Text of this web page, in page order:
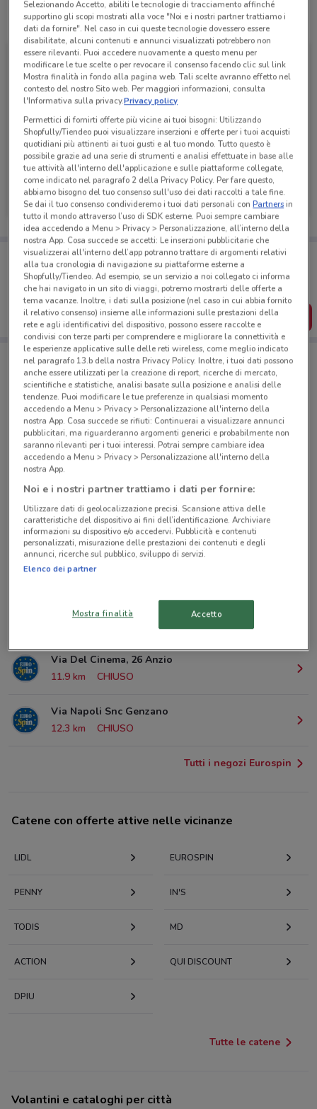
Tutte le promozioni di questo negozio
Eurospin
Scade domani 849 m
Porta DoveConviene sempre con te!
Puoi trovare le migliori offerte dei negozi vicino a te,
salvarle e creare la tua lista del risparmio, comodamente
dal tuo cellulare.
SCARICA L’APP
Negozi Eurospin a Aprilia
Via Nettunense Km 21,100 Aprilia
848 m
CHIUSO
Via Carroceto, 193 Aprilia
1.1 km
CHIUSO
Via Rieti, 13 Ardea
Via Del Cinema, 26 Anzio
11.9 km
CHIUSO
Via Napoli Snc Genzano
12.3 km
CHIUSO
Tutti i negozi Eurospin
Catene con offerte attive nelle vicinanze
LIDL EUROSPIN
PENNY IN'S
TODIS MD
ACTION QUI DISCOUNT
DPIU
Tutte le catene
Volantini e cataloghi per città
Selezionando Accetto, abiliti le tecnologie di tracciamento affinché
supportino gli scopi mostrati alla voce "Noi e i nostri partner trattiamo i
dati da fornire". Nel caso in cui queste tecnologie dovessero essere
disabilitate, alcuni contenuti e annunci visualizzati potrebbero non
essere rilevanti. Puoi accedere nuovamente a questo menu per
modificare le tue scelte o per revocare il consenso facendo clic sul link
Mostra finalità in fondo alla pagina web. Tali scelte avranno effetto nel
contesto del nostro Sito web. Per maggiori informazioni, consulta
l'Informativa sulla privacy.Privacy policy
Permettici di fornirti offerte più vicine ai tuoi bisogni: Utilizzando
Shopfully/Tiendeo puoi visualizzare inserzioni e offerte per i tuoi acquisti
quotidiani più attinenti ai tuoi gusti e al tuo mondo. Tutto questo è
possibile grazie ad una serie di strumenti e analisi effettuate in base alle
tue attività all'interno dell'applicazione e sulle piattaforme collegate,
come indicato nel paragrafo 2 della Privacy Policy. Per fare questo,
abbiamo bisogno del tuo consenso sull'uso dei dati raccolti a tale fine.
Se dai il tuo consenso condivideremo i tuoi dati personali conPartnersin
tutto il mondo attraverso l’uso di SDK esterne. Puoi sempre cambiare
idea accedendo a Menu > Privacy > Personalizzazione, all’interno della
nostra App. Cosa succede se accetti: Le inserzioni pubblicitarie che
visualizzerai all'interno dell’app potranno trattare di argomenti relativi
alla tua cronologia di navigazione su piattaforme esterne a
Shopfully/Tiendeo. Ad esempio, se un servizio a noi collegato ci informa
che hai navigato in un sito di viaggi, potremo mostrarti delle offerte a
tema vacanze. Inoltre, i dati sulla posizione (nel caso in cui abbia fornito
il relativo consenso) insieme alle informazioni sulle prestazioni della
rete e agli identificativi del dispositivo, possono essere raccolte e
condivisi con terze parti per comprendere e migliorare la connettività e
le esperienze applicative sulle delle reti wireless, come meglio indicato
nel paragrafo 13.b della nostra Privacy Policy. Inoltre, i tuoi dati possono
anche essere utilizzati per la creazione di report, ricerche di mercato,
scientifiche e statistiche, analisi basate sulla posizione e analisi delle
tendenze. Puoi modificare le tue preferenze in qualsiasi momento
accedendo a Menu > Privacy > Personalizzazione all'interno della
nostra App. Cosa succede se rifiuti: Continuerai a visualizzare annunci
pubblicitari, ma riguarderanno argomenti generici e probabilmente non
saranno rilevanti per i tuoi interessi. Potrai sempre cambiare idea
accedendo a Menu > Privacy > Personalizzazione all'interno della
nostra App.
Noi e i nostri partner trattiamo i dati per fornire:
Utilizzare dati di geolocalizzazione precisi. Scansione attiva delle
caratteristiche del dispositivo ai fini dell’identificazione. Archiviare
informazioni su dispositivo e/o accedervi. Pubblicità e contenuti
personalizzati, misurazione delle prestazioni dei contenuti e degli
annunci, ricerche sul pubblico, sviluppo di servizi.
Elenco dei partner
Mostra finalità Accetto